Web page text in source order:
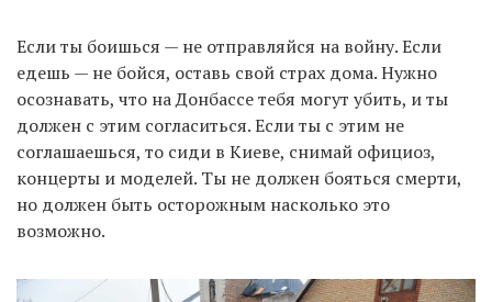
Если ты боишься — не отправляйся на войну. Если
едешь — не бойся, оставь свой страх дома. Нужно
осознавать, что на Донбассе тебя могут убить, и ты
должен с этим согласиться. Если ты с этим не
соглашаешься, то сиди в Киеве, снимай официоз,
концерты и моделей. Ты не должен бояться смерти,
но должен быть осторожным насколько это
возможно.